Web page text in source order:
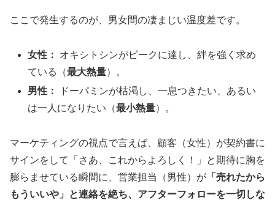
ここで発生するのが、男女間の凄まじい温度差です。
女性：
オキシトシンがピークに達し、絆を強く求め
ている（最大熱量）。
男性：
ドーパミンが枯渇し、一息つきたい、あるい
は一人になりたい（最小熱量）。
マーケティングの視点で言えば、顧客（女性）が契約書に
サインをして「さあ、これからよろしく！」と期待に胸を
膨らませている瞬間に、営業担当（男性）が 「売れたから
もういいや」と連絡を絶ち、アフターフォローを一切しな